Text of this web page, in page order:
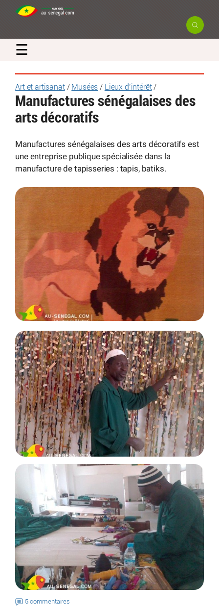
☰
Art et artisanat/ Musées / Lieux d’intérêt/
Manufactures sénégalaises des
arts décoratifs
Manufactures sénégalaises des arts décoratifs est
une entreprise publique spécialisée dans la
manufacture de tapisseries : tapis, batiks.
5 commentaires